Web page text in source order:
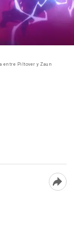
entre Piltover y Zaun